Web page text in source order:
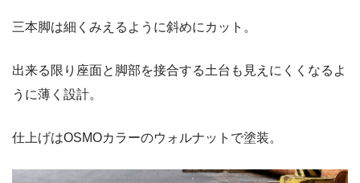
三本脚は細くみえるように斜めにカット。
出来る限り座面と脚部を接合する土台も見えにくくなるよ
うに薄く設計。
仕上げはOSMOカラーのウォルナットで塗装。